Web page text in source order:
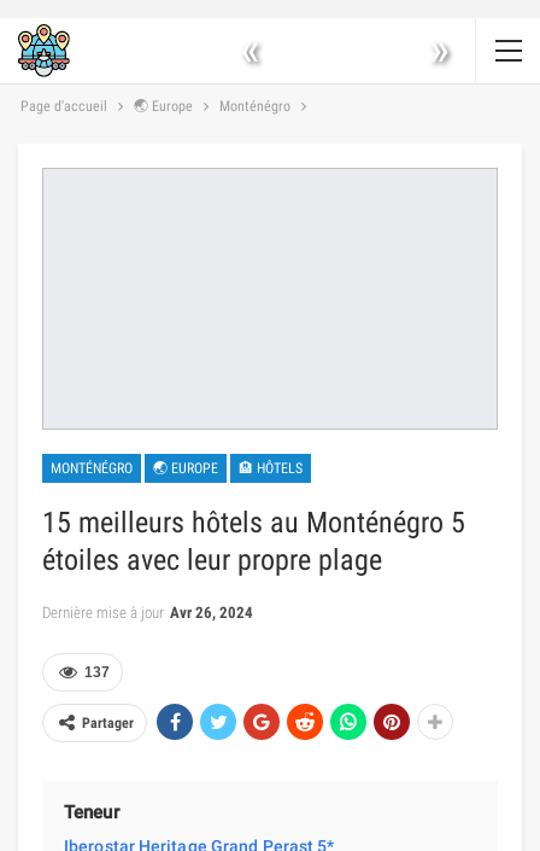
« »
Page d'accueil 🌏 Europe Monténégro
MONTÉNÉGRO 🌏 EUROPE 🏨 HÔTELS
15 meilleurs hôtels au Monténégro 5
étoiles avec leur propre plage
Dernière mise à jour Avr 26, 2024
137
Partager
Teneur
Iberostar Heritage Grand Perast 5*